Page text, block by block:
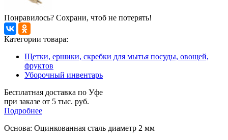
Понравилось? Сохрани, чтоб не потерять!
Категории товара:
Щетки, ершики, скребки для мытья посуды, овощей,
фруктов
Уборочный инвентарь
Бесплатная доставка по Уфе
при заказе от 5 тыс. руб.
Подробнее
Основа: Оцинкованная сталь диаметр 2 мм